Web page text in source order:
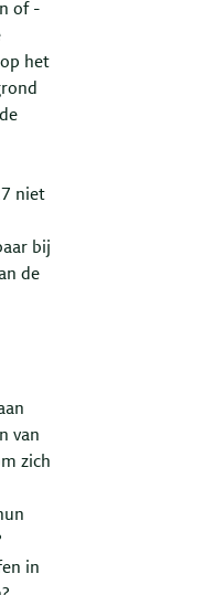
of -
het
niet
bij
de
van
zich
in